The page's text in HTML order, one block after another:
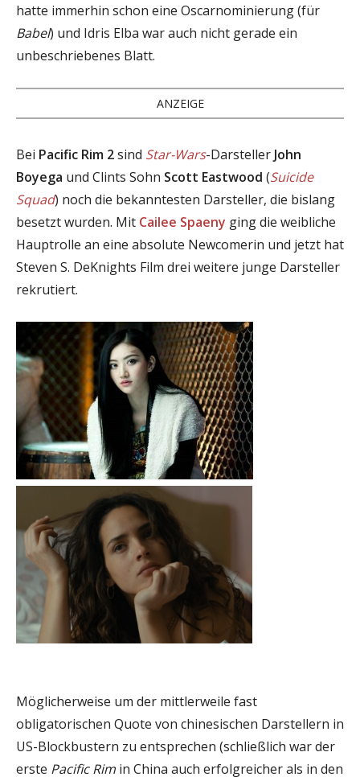
hatte immerhin schon eine Oscarnominierung (für
Babel) und Idris Elba war auch nicht gerade ein
unbeschriebenes Blatt.
ANZEIGE
Bei Pacific Rim 2sind Star-Wars-Darsteller John
Boyega und Clints Sohn Scott Eastwood (Suicide
Squad) noch die bekanntesten Darsteller, die bislang
besetzt wurden. Mit Cailee Spaeny ging die weibliche
Hauptrolle an eine absolute Newcomerin und jetzt hat
Steven S. DeKnights Film drei weitere junge Darsteller
rekrutiert.
Möglicherweise um der mittlerweile fast
obligatorischen Quote von chinesischen Darstellern in
US-Blockbustern zu entsprechen (schließlich war der
erste Pacific Rim in China auch erfolgreicher als in den